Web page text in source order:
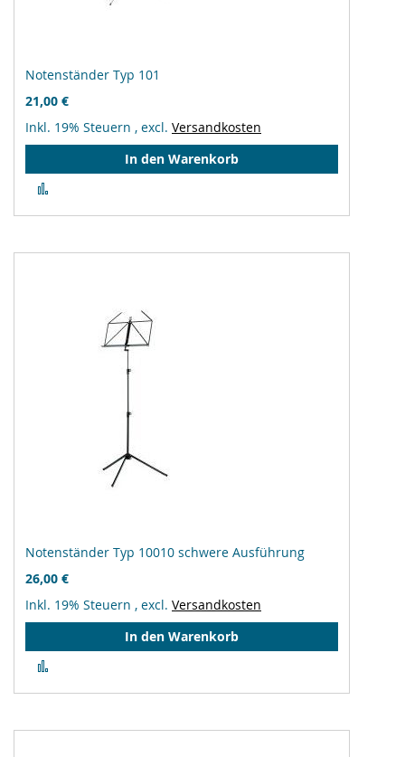
Notenständer Typ 101
21,00 €
Inkl. 19% Steuern , excl. Versandkosten
In den Warenkorb
hinzufügen
Notenständer Typ 10010 schwere Ausführung
26,00 €
Inkl. 19% Steuern , excl. Versandkosten
In den Warenkorb
hinzufügen